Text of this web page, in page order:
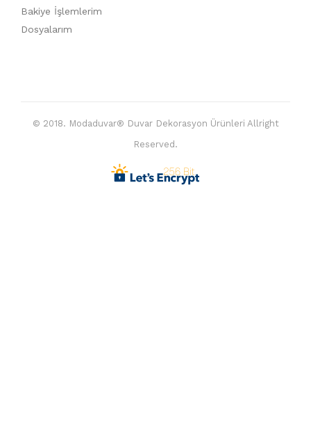
Bakiye İşlemlerim
Dosyalarım
© 2018. Modaduvar® Duvar Dekorasyon Ürünleri Allright
Reserved.